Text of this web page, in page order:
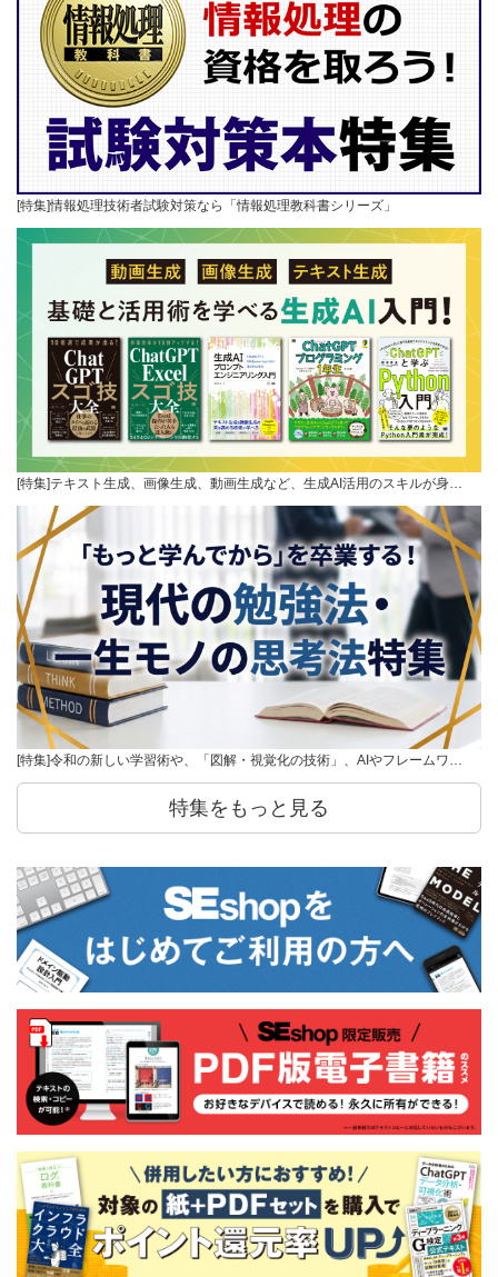
[特集]情報処理技術者試験対策なら「情報処理教科書シリーズ」
[特集]テキスト生成、画像生成、動画生成など、生成AI活用のスキルが身…
[特集]令和の新しい学習術や、「図解・視覚化の技術」、AIやフレームワ…
特集をもっと見る